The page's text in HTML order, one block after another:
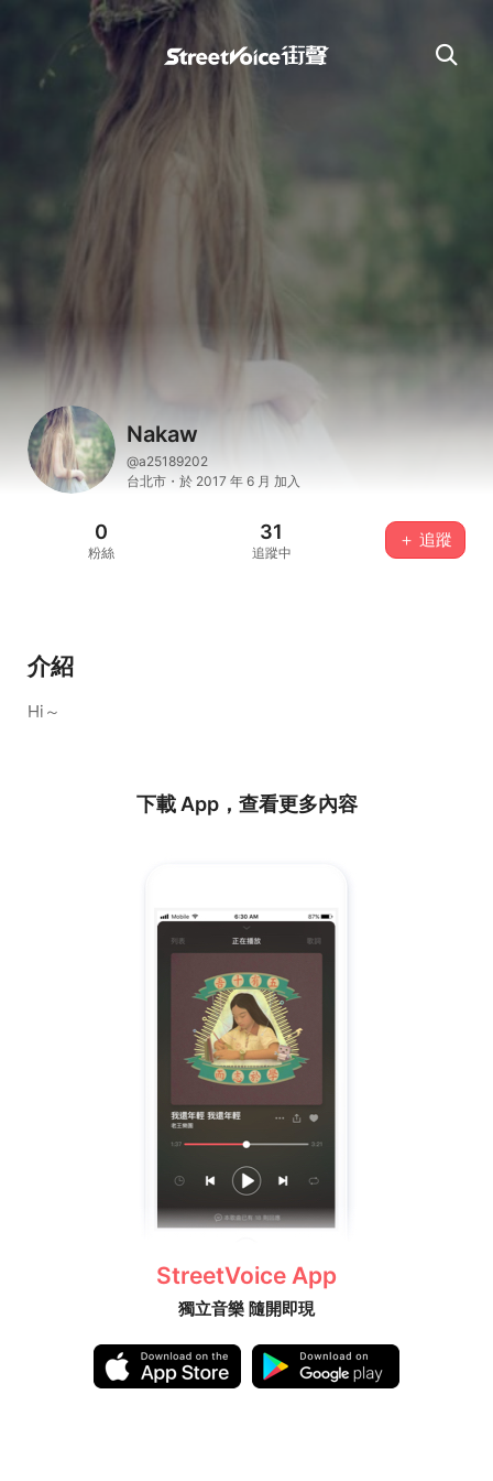
Nakaw
@a25189202
台北市・於 2017 年 6 月 加入
0
粉絲
31
追蹤中
＋ 追蹤
介紹
Hi～
下載 App，查看更多內容
StreetVoice App
獨立音樂 隨開即現